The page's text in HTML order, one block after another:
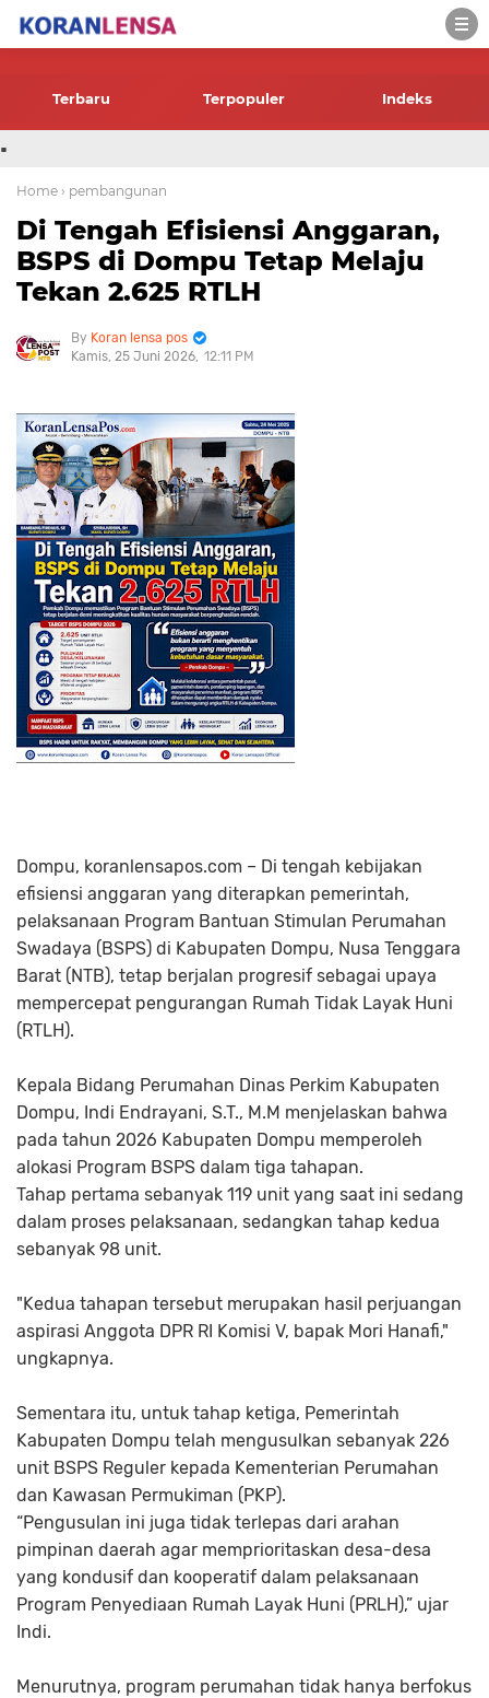
-->
Terbaru Terpopuler Indeks
.
Home › pembangunan
Di Tengah Efisiensi Anggaran,
BSPS di Dompu Tetap Melaju
Tekan 2.625 RTLH
Koran lensa pos
Kamis, 25 Juni 2026 12:11 PM
Dompu, koranlensapos.com – Di tengah kebijakan
efisiensi anggaran yang diterapkan pemerintah,
pelaksanaan Program Bantuan Stimulan Perumahan
Swadaya (BSPS) di Kabupaten Dompu, Nusa Tenggara
Barat (NTB), tetap berjalan progresif sebagai upaya
mempercepat pengurangan Rumah Tidak Layak Huni
(RTLH).
Kepala Bidang Perumahan Dinas Perkim Kabupaten
Dompu, Indi Endrayani, S.T., M.M menjelaskan bahwa
pada tahun 2026 Kabupaten Dompu memperoleh
alokasi Program BSPS dalam tiga tahapan.
Tahap pertama sebanyak 119 unit yang saat ini sedang
dalam proses pelaksanaan, sedangkan tahap kedua
sebanyak 98 unit.
"Kedua tahapan tersebut merupakan hasil perjuangan
aspirasi Anggota DPR RI Komisi V, bapak Mori Hanafi,"
ungkapnya.
Sementara itu, untuk tahap ketiga, Pemerintah
Kabupaten Dompu telah mengusulkan sebanyak 226
unit BSPS Reguler kepada Kementerian Perumahan
dan Kawasan Permukiman (PKP).
“Pengusulan ini juga tidak terlepas dari arahan
pimpinan daerah agar memprioritaskan desa-desa
yang kondusif dan kooperatif dalam pelaksanaan
Program Penyediaan Rumah Layak Huni (PRLH),” ujar
Indi.
Menurutnya, program perumahan tidak hanya berfokus